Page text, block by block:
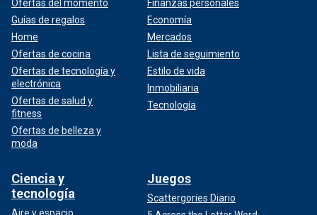
Ofertas del momento
Guías de regalos
Home
Ofertas de cocina
Ofertas de tecnología y
electrónica
Ofertas de salud y
fitness
Ofertas de belleza y
moda
Finanzas personales
Economía
Mercados
Lista de seguimiento
Estilo de vida
Inmobiliaria
Tecnología
Ciencia y
tecnología
Juegos
Scattergories Diario